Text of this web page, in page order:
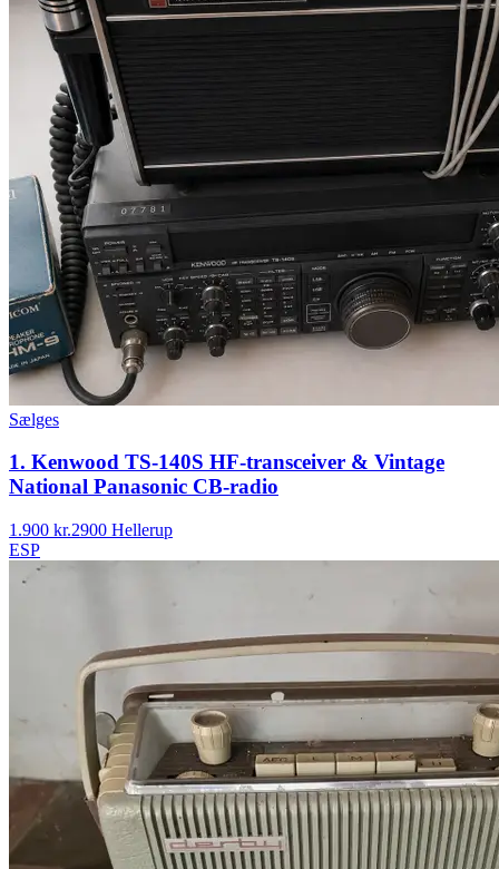
Sælges
1. Kenwood TS-140S HF-transceiver & Vintage
National Panasonic CB-radio
1.900 kr.2900 Hellerup
ESP